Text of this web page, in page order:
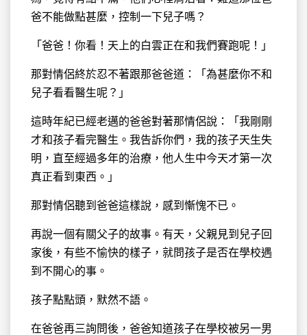
爸不能做點甚麼，控制一下兒子嗎？
「爸爸！你看！天上的白雲正在和我們賽跑呢！」
那對情侶終於忍不著跟那爸爸道：「為甚麼你不和
兒子看看醫生呢？」
這時年紀已經老邁的爸爸對著那情侶說：「我剛剛
才和孩子看完醫生。我告訴你們，我的孩子天生失
明，直至經過多年的治療，他人生中今天才第一次
真正看到東西。」
那對情侶聽到爸爸這樣說，感到慚愧不已。
再說一個有關父子的故事。有天，父親見到兒子回
家後，有些不愉快的樣子，就問孩子是否在學校遇
到不開心的事。
孩子點點頭，默然不語。
在爸爸再三詢問後，爸爸知道孩子在學校被另一男